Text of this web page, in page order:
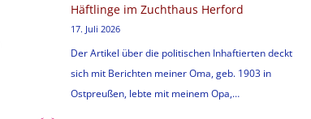
Häftlinge im Zuchthaus Herford
17. Juli 2026
Der Artikel über die politischen Inhaftierten deckt
sich mit Berichten meiner Oma, geb. 1903 in
Ostpreußen, lebte mit meinem Opa,…